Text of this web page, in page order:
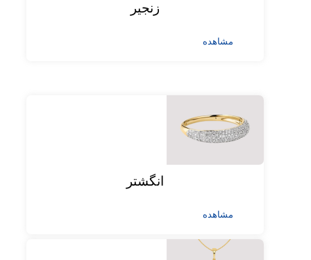
زنجیر
مشاهده
انگشتر
مشاهده